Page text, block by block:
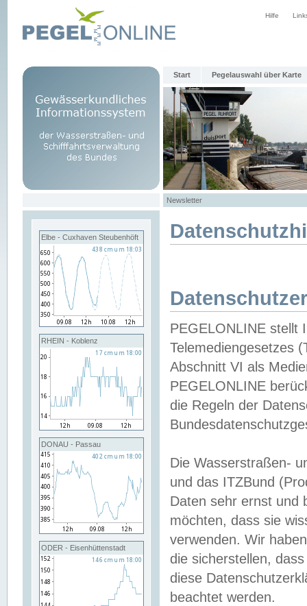
Hilfe
Start Pegelauswahl über Karte
Newsletter
Elbe - Cuxhaven Steubenhöft
RHEIN - Koblenz
DONAU - Passau
ODER - Eisenhüttenstadt
PEGELONLINE stellt
Telemediengesetzes
Abschnitt VI als
PEGELONLINE
die Regeln der
Die Wasserstraßen-
und das ITZBund
Daten sehr ernst und
möchten, dass sie
verwenden. Wir
die sicherstellen,
diese
beachtet werden.